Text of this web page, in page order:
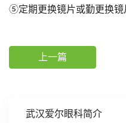
武汉爱尔眼科简介
⑤定期更换镜片或勤更换镜
上一篇